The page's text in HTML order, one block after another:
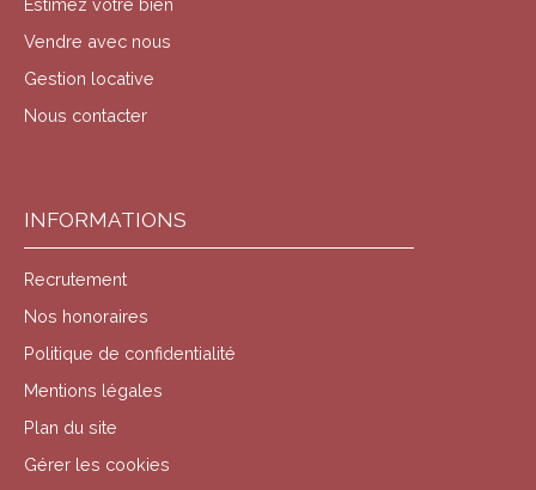
Estimez votre bien
Vendre avec nous
Gestion locative
Nous contacter
INFORMATIONS
Recrutement
Nos honoraires
Politique de confidentialité
Mentions légales
Plan du site
Gérer les cookies